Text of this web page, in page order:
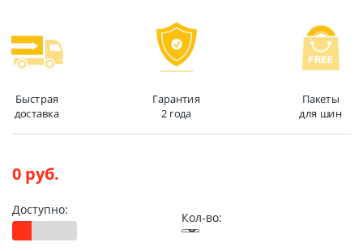
Быстрая
доставка
Гарантия
2 года
Пакеты
для шин
0 руб.
Доступно:
Кол-во: